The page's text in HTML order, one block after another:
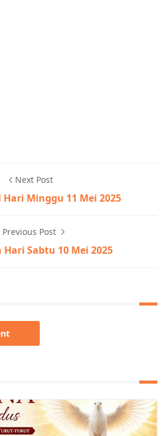
Next Post
Minggu 11 Mei 2025
Previous Post
Sabtu 10 Mei 2025